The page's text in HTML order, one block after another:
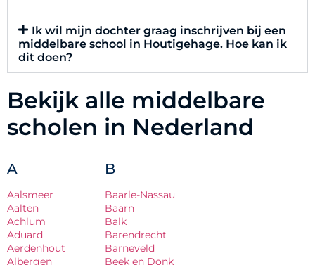
Ik wil mijn dochter graag inschrijven bij een
middelbare school in Houtigehage. Hoe kan ik
dit doen?
Bekijk alle middelbare
scholen in Nederland
A
Aalsmeer
Aalten
Achlum
Aduard
Aerdenhout
Albergen
B
Baarle-Nassau
Baarn
Balk
Barendrecht
Barneveld
Beek en Donk